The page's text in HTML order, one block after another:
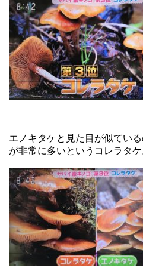
エノキタケと見た目が似てい
が非常に多いというコレラタケ